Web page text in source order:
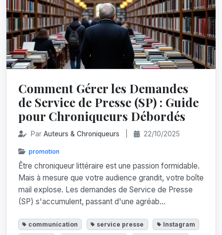
Comment Gérer les Demandes
de Service de Presse (SP) : Guide
pour Chroniqueurs Débordés
Par Auteurs & Chroniqueurs 22/10/2025
promotion
Être chroniqueur littéraire est une passion formidable.
Mais à mesure que votre audience grandit, votre boîte
mail explose. Les demandes de Service de Presse
(SP) s'accumulent, passant d'une agréab...
communication service presse Instagram